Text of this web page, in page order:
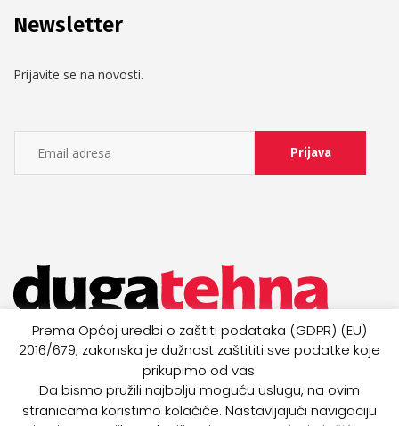
Newsletter
Prijavite se na novosti.
Prema Općoj uredbi o zaštiti podataka (GDPR) (EU)
2016/679, zakonska je dužnost zaštititi sve podatke koje
prikupimo od vas.
Da bismo pružili najbolju moguću uslugu, na ovim
stranicama koristimo kolačiće. Nastavljajući navigaciju